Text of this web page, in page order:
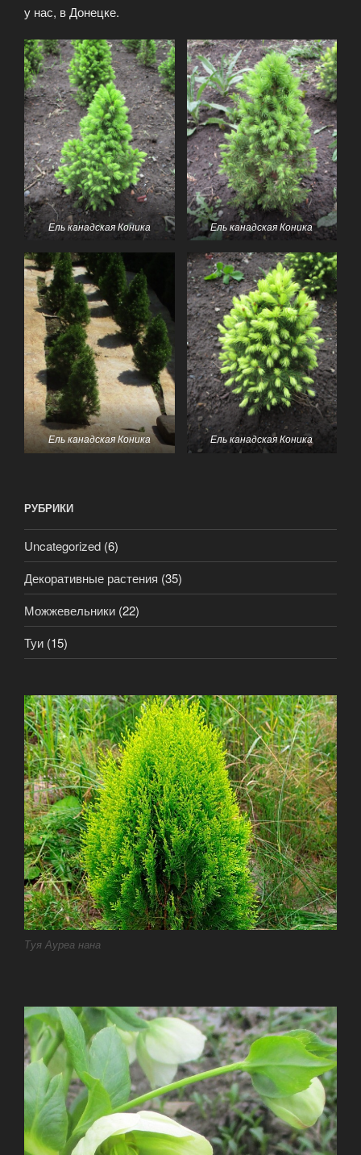
у нас, в Донецке.
Ель канадская Коника Ель канадская Коника
Ель канадская Коника Ель канадская Коника
РУБРИКИ
Uncategorized (6)
Декоративные растения (35)
Можжевельники (22)
Туи (15)
Туя Ауреа нана